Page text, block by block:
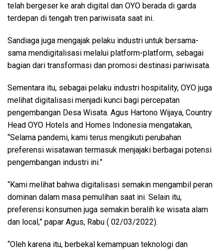
telah bergeser ke arah digital dan OYO berada di garda
terdepan di tengah tren pariwisata saat ini.
Sandiaga juga mengajak pelaku industri untuk bersama-
sama mendigitalisasi melalui platform-platform, sebagai
bagian dari transformasi dan promosi destinasi pariwisata.
Sementara itu, sebagai pelaku industri hospitality, OYO juga
melihat digitalisasi menjadi kunci bagi percepatan
pengembangan Desa Wisata. Agus Hartono Wijaya, Country
Head OYO Hotels and Homes Indonesia mengatakan,
“Selama pandemi, kami terus mengikuti perubahan
preferensi wisatawan termasuk menjajaki berbagai potensi
pengembangan industri ini.”
“Kami melihat bahwa digitalisasi semakin mengambil peran
dominan dalam masa pemulihan saat ini. Selain itu,
preferensi konsumen juga semakin beralih ke wisata alam
dan local,” papar Agus, Rabu ( 02/03/2022).
“Oleh karena itu, berbekal kemampuan teknologi dan